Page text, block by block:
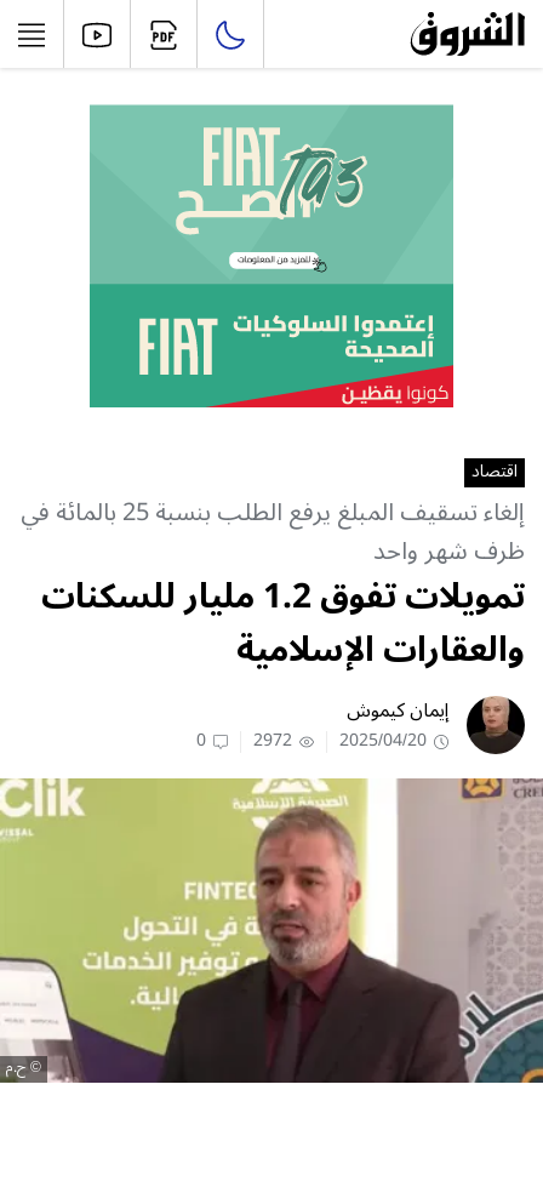
اقتصاد
إلغاء تسقيف المبلغ يرفع الطلب بنسبة 25 بالمائة في
ظرف شهر واحد
تمويلات تفوق 1.2 مليار للسكنات
والعقارات الإسلامية
إيمان كيموش
2025/04/20
2972
0
ح.م